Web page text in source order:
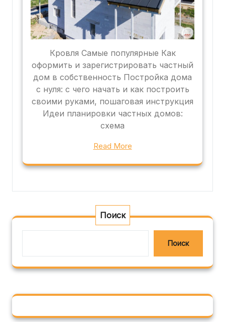
Кровля Самые популярные Как
оформить и зарегистрировать частный
дом в собственность Постройка дома
с нуля: с чего начать и как построить
своими руками, пошаговая инструкция
Идеи планировки частных домов:
схема
Read More
Поиск
Поиск